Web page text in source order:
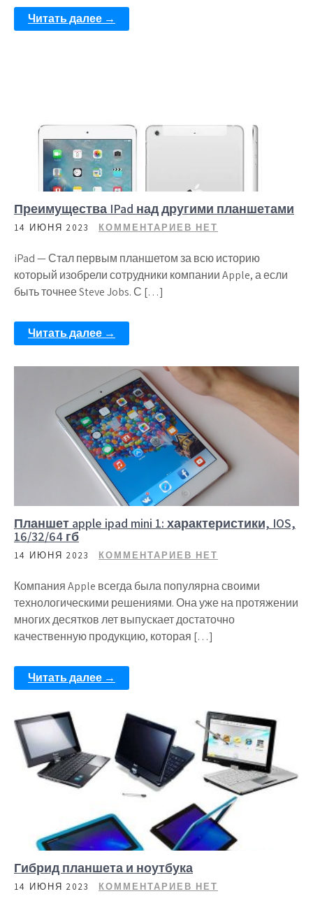
Читать далее →
Преимущества IPad над другими планшетами
14 ИЮНЯ 2023 КОММЕНТАРИЕВ НЕТ
iPad — Стал первым планшетом за всю историю
который изобрели сотрудники компании Apple, а если
быть точнее Steve Jobs. С […]
Читать далее →
Планшет apple ipad mini 1: характеристики, IOS,
16/32/64 гб
14 ИЮНЯ 2023 КОММЕНТАРИЕВ НЕТ
Компания Apple всегда была популярна своими
технологическими решениями. Она уже на протяжении
многих десятков лет выпускает достаточно
качественную продукцию, которая […]
Читать далее →
Гибрид планшета и ноутбука
14 ИЮНЯ 2023 КОММЕНТАРИЕВ НЕТ